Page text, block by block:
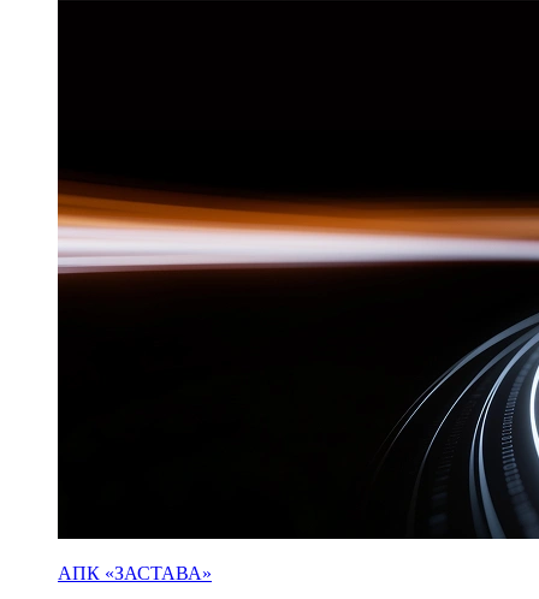
АПК «ЗАСТАВА»